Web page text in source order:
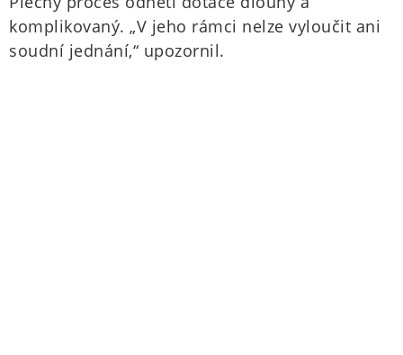
komplikovaný. „V jeho rámci nelze vyloučit ani
soudní jednání,“ upozornil.